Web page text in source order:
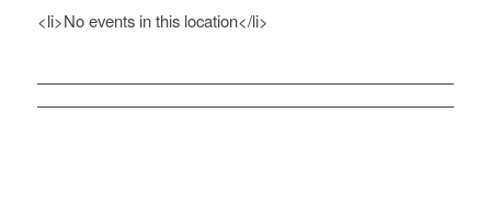
<li>No events in this location</li>